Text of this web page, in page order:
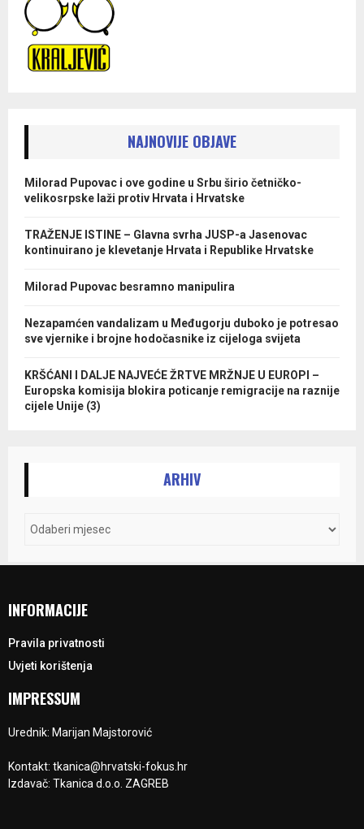
NAJNOVIJE OBJAVE
Milorad Pupovac i ove godine u Srbu širio četničko-
velikosrpske laži protiv Hrvata i Hrvatske
TRAŽENJE ISTINE – Glavna svrha JUSP-a Jasenovac
kontinuirano je klevetanje Hrvata i Republike Hrvatske
Milorad Pupovac besramno manipulira
Nezapamćen vandalizam u Međugorju duboko je potresao
sve vjernike i brojne hodočasnike iz cijeloga svijeta
KRŠĆANI I DALJE NAJVEĆE ŽRTVE MRŽNJE U EUROPI –
Europska komisija blokira poticanje remigracije na raznije
cijele Unije (3)
ARHIV
INFORMACIJE
Pravila privatnosti
Uvjeti korištenja
IMPRESSUM
Urednik: Marijan Majstorović
Kontakt: tkanica@hrvatski-fokus.hr
Izdavač: Tkanica d.o.o. ZAGREB